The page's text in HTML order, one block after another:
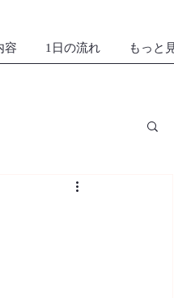
容 1日の流れ もっと